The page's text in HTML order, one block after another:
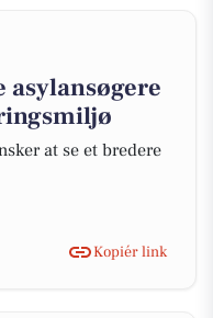
asylansøgere
at se et bredere
Kopiér link